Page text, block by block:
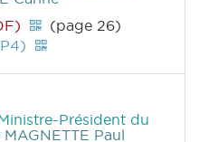
(page 26)
Président du
MAGNETTE Paul